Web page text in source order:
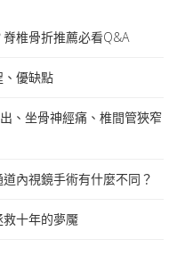
椎骨折推薦必看Q&A
優缺點
、坐骨神經痛、椎間管狹窄
內視鏡手術有什麼不同？
十年的夢魘